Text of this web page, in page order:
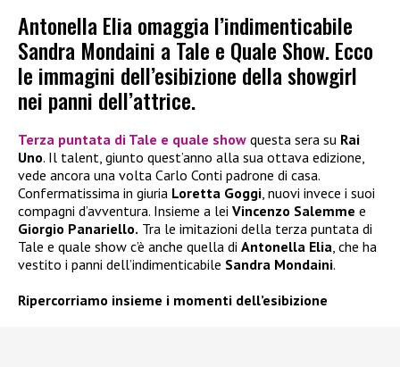
Antonella Elia omaggia l’indimenticabile
Sandra Mondaini a Tale e Quale Show. Ecco
le immagini dell’esibizione della showgirl
nei panni dell’attrice.
Terza puntata di Tale e quale show questa sera su Rai
Uno. Il talent, giunto quest’anno alla sua ottava edizione,
vede ancora una volta Carlo Conti padrone di casa.
Confermatissima in giuria Loretta Goggi, nuovi invece i suoi
compagni d’avventura. Insieme a lei Vincenzo Salemme e
Giorgio Panariello. Tra le imitazioni della terza puntata di
Tale e quale show c’è anche quella di Antonella Elia, che ha
vestito i panni dell’indimenticabile Sandra Mondaini.
Ripercorriamo insieme i momenti dell’esibizione